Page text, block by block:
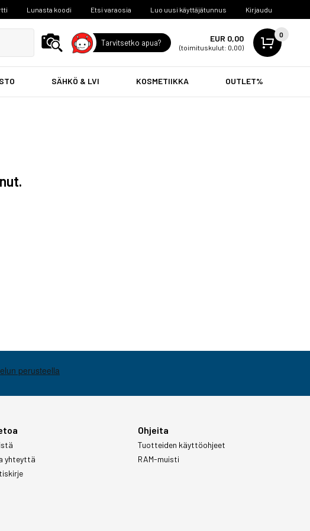
Lunasta koodi Etsi varaosia Luo uusi käyttäjätunnus Kirjaudu
Tarvitsetko apua? EUR 0,00
(toimituskulut: 0,00)
0
SÄHKÖ & LVI KOSMETIIKKA OUTLET%
yhteyttä
Ohjeita
Tuotteiden käyttöohjeet
RAM-muisti